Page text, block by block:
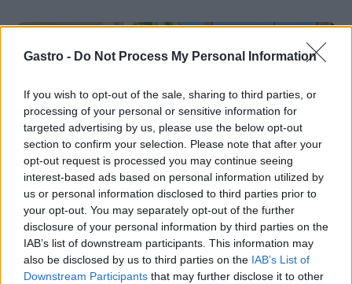
Gastro - Do Not Process My Personal Information
If you wish to opt-out of the sale, sharing to third parties, or
processing of your personal or sensitive information for
targeted advertising by us, please use the below opt-out
section to confirm your selection. Please note that after your
opt-out request is processed you may continue seeing
interest-based ads based on personal information utilized by
us or personal information disclosed to third parties prior to
your opt-out. You may separately opt-out of the further
disclosure of your personal information by third parties on the
IAB’s list of downstream participants. This information may
also be disclosed by us to third parties on the IAB’s List of
Downstream Participants that may further disclose it to other